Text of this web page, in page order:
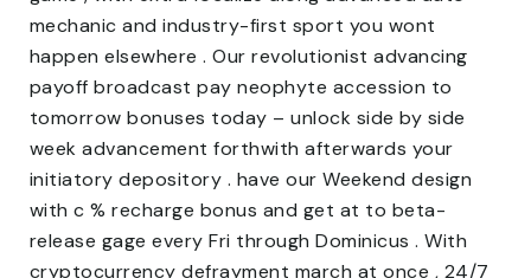
mechanic and industry-first sport you wont
happen elsewhere . Our revolutionist advancing
payoff broadcast pay neophyte accession to
tomorrow bonuses today – unlock side by side
week advancement forthwith afterwards your
initiatory depository . have our Weekend design
with c % recharge bonus and get at to beta-
release gage every Fri through Dominicus . With
cryptocurrency defrayment march at once , 24/7